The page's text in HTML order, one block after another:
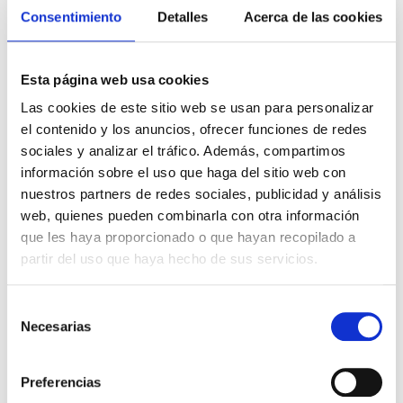
Consentimiento Detalles Acerca de las cookies
Esta página web usa cookies
Las cookies de este sitio web se usan para personalizar
el contenido y los anuncios, ofrecer funciones de redes
sociales y analizar el tráfico. Además, compartimos
información sobre el uso que haga del sitio web con
nuestros partners de redes sociales, publicidad y análisis
web, quienes pueden combinarla con otra información
que les haya proporcionado o que hayan recopilado a
partir del uso que haya hecho de sus servicios.
Necesarias
Preferencias
Consejos y trucos
4 estores y cortinas para aislar tu casa del frío
Las cortinas son uno de los mejores aliados que existen
para crear un ambiente acogedor y confortable, pero,
¿aíslan realmente los interiores del frío y mantienen el
calor? L...
LEER MÁS